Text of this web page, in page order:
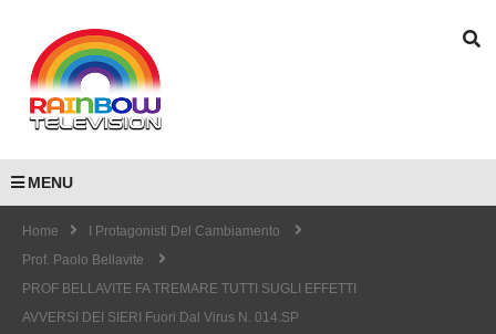
MENU
Home
I Protagonisti Del Cambiamento
Prof. Paolo Bellavite
PROF BELLAVITE FA TREMARE TUTTI SUGLI EFFETTI
AVVERSI DEI SIERI Fuori Dal Virus N. 014.SP